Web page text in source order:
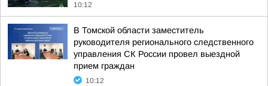
10:12
В Томской области заместитель
руководителя регионального следственного
управления СК России провел выездной
прием граждан
10:12